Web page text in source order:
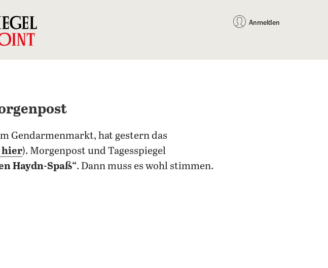
Anmelden
Gendarmenmarkt, hat gestern das
hier). Morgenpost und Tagesspiegel
Haydn-Spaß“. Dann muss es wohl stimmen.